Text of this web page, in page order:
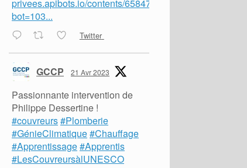
privees.apibots.io/contents/65847?
bot=103...
Twitter
GCCP 21 Avr 2023
Passionnante intervention de
Philippe Dessertine !
#couvreurs#Plomberie
#GénieClimatique#Chauffage
#Apprentissage#Apprentis
#LesCouvreursàlUNESCO